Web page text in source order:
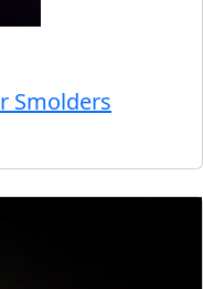
Smolders